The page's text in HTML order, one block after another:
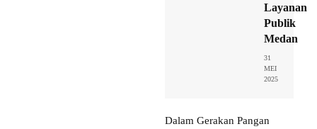
Layanan
Publik
Medan
31
MEI
2025
Dalam Gerakan Pangan